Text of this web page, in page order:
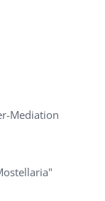
Mediation